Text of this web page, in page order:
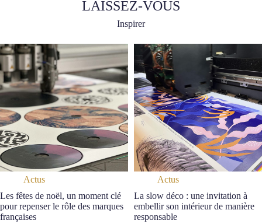
LAISSEZ-VOUS
Inspirer
Actus
Les fêtes de noël, un moment clé
pour repenser le rôle des marques
françaises
Actus
La slow déco : une invitation à
embellir son intérieur de manière
responsable